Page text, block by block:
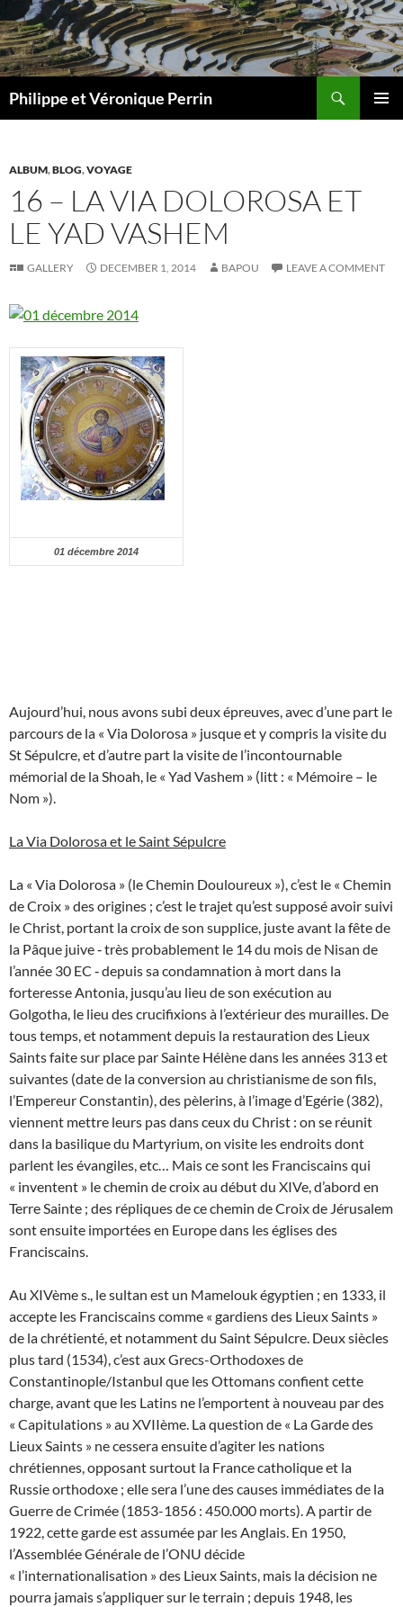
to
content
Philippe et Véronique Perrin
ALBUM,BLOG,VOYAGE
16 – LA VIA DOLOROSA ET
LE YAD VASHEM
GALLERY DECEMBER 1, 2014 BAPOU LEAVE A COMMENT
01 décembre 2014
Aujourd’hui, nous avons subi deux épreuves, avec d’une part le
parcours de la « Via Dolorosa » jusque et y compris la visite du
St Sépulcre, et d’autre part la visite de l’incontournable
mémorial de la Shoah, le « Yad Vashem » (litt : « Mémoire – le
Nom »).
La Via Dolorosa et le Saint Sépulcre
La « Via Dolorosa » (le Chemin Douloureux »), c’est le « Chemin
de Croix » des origines ; c’est le trajet qu’est supposé avoir suivi
le Christ, portant la croix de son supplice, juste avant la fête de
la Pâque juive ‑ très probablement le 14 du mois de Nisan de
l’année 30 EC ‑ depuis sa condamnation à mort dans la
forteresse Antonia, jusqu’au lieu de son exécution au
Golgotha, le lieu des crucifixions à l’extérieur des murailles. De
tous temps, et notamment depuis la restauration des Lieux
Saints faite sur place par Sainte Hélène dans les années 313 et
suivantes (date de la conversion au christianisme de son fils,
l’Empereur Constantin), des pèlerins, à l’image d’Egérie (382),
viennent mettre leurs pas dans ceux du Christ : on se réunit
dans la basilique du Martyrium, on visite les endroits dont
parlent les évangiles, etc… Mais ce sont les Franciscains qui
« inventent » le chemin de croix au début du XIVe, d’abord en
Terre Sainte ; des répliques de ce chemin de Croix de Jérusalem
sont ensuite importées en Europe dans les églises des
Franciscains.
Au XIVème s., le sultan est un Mamelouk égyptien ; en 1333, il
accepte les Franciscains comme « gardiens des Lieux Saints »
de la chrétienté, et notamment du Saint Sépulcre. Deux siècles
plus tard (1534), c’est aux Grecs-Orthodoxes de
Constantinople/Istanbul que les Ottomans confient cette
charge, avant que les Latins ne l’emportent à nouveau par des
« Capitulations » au XVIIème. La question de « La Garde des
Lieux Saints » ne cessera ensuite d’agiter les nations
chrétiennes, opposant surtout la France catholique et la
Russie orthodoxe ; elle sera l’une des causes immédiates de la
Guerre de Crimée (1853-1856 : 450.000 morts). A partir de
1922, cette garde est assumée par les Anglais. En 1950,
l’Assemblée Générale de l’ONU décide
« l’internationalisation » des Lieux Saints, mais la décision ne
pourra jamais s’appliquer sur le terrain ; depuis 1948, les